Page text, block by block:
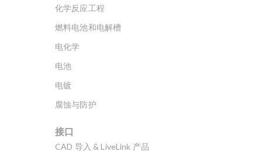
化学反应工程
燃料电池和电解槽
电化学
电池
电镀
腐蚀与防护
接口
CAD 导入 & LiveLink 产品